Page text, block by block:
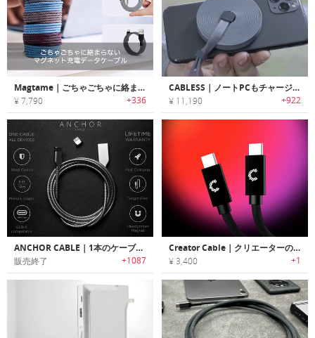
Magtame｜ごちゃごちゃに絡まらないマグネット充電データケーブル
¥ 7,790 +336
CABLESS｜ノートPCもチャージ可能な15-in-1充電ケーブル「ケーブレス」
¥ 11,190 +922
ANCHOR CABLE｜1本のケーブルでiOS/Android/USB-C搭載デバイスを充電可能なマグネット端子搭載タフケーブル「アンカーケーブル」
販売終了 +1087
Creator Cable｜クリエーターのニーズに応える万能USB-Cケーブル
¥ 3,400 +1